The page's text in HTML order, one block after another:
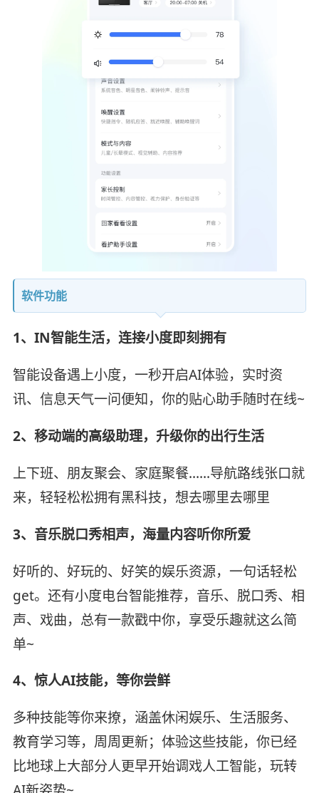
软件功能
1、IN智能生活，连接小度即刻拥有
智能设备遇上小度，一秒开启AI体验，实时资
讯、信息天气一问便知，你的贴心助手随时在线~
2、移动端的高级助理，升级你的出行生活
上下班、朋友聚会、家庭聚餐……导航路线张口就
来，轻轻松松拥有黑科技，想去哪里去哪里
3、音乐脱口秀相声，海量内容听你所爱
好听的、好玩的、好笑的娱乐资源，一句话轻松
get。还有小度电台智能推荐，音乐、脱口秀、相
声、戏曲，总有一款戳中你，享受乐趣就这么简
单~
4、惊人AI技能，等你尝鲜
多种技能等你来撩，涵盖休闲娱乐、生活服务、
教育学习等，周周更新；体验这些技能，你已经
比地球上大部分人更早开始调戏人工智能，玩转